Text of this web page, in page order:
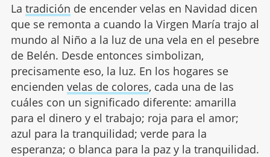
La tradición de encender velas en Navidad dicen
que se remonta a cuando la Virgen María trajo al
mundo al Niño a la luz de una vela en el pesebre
de Belén. Desde entonces simbolizan,
precisamente eso, la luz. En los hogares se
encienden velas de colores, cada una de las
cuáles con un significado diferente: amarilla
para el dinero y el trabajo; roja para el amor;
azul para la tranquilidad; verde para la
esperanza; o blanca para la paz y la tranquilidad.